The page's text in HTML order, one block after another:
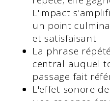
L'impact
un point
et satisfaisant.
La phrase
central auquel
passage fait
L'effet sonore